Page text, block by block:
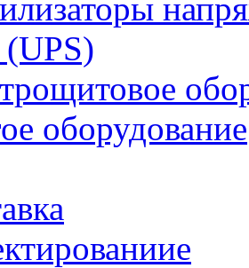
оборудование